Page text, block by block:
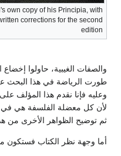
own copy of his Principia, with
corrections for the second
edition
والصفات الغيبية، حاولوا إخضاع
طورت الرياضة في هذا البحث
وعليه فإنا نقدم هذا المؤلف
لأن كل معضلة الفلسفة هي
ثم توضيح الظواهر الأخرى من
أما وجهة نظر الكتاب فستكون